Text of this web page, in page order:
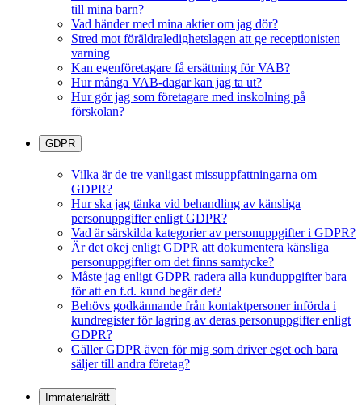
till mina barn?
Vad händer med mina aktier om jag dör?
Stred mot föräldraledighetslagen att ge receptionisten
varning
Kan egenföretagare få ersättning för VAB?
Hur många VAB-dagar kan jag ta ut?
Hur gör jag som företagare med inskolning på
förskolan?
GDPR
Vilka är de tre vanligast missuppfattningarna om
GDPR?
Hur ska jag tänka vid behandling av känsliga
personuppgifter enligt GDPR?
Vad är särskilda kategorier av personuppgifter i GDPR?
Är det okej enligt GDPR att dokumentera känsliga
personuppgifter om det finns samtycke?
Måste jag enligt GDPR radera alla kunduppgifter bara
för att en f.d. kund begär det?
Behövs godkännande från kontaktpersoner införda i
kundregister för lagring av deras personuppgifter enligt
GDPR?
Gäller GDPR även för mig som driver eget och bara
säljer till andra företag?
Immaterialrätt